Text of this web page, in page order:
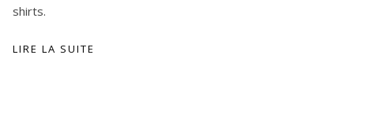
shirts.
LIRE LA SUITE